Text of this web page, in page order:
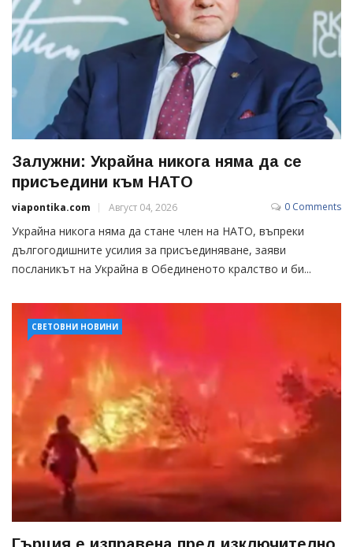
Залужни: Украйна никога няма да се
присъедини към НАТО
viapontika.com Август 04, 2026 0 Comments
Украйна никога няма да стане член на НАТО, въпреки
дългогодишните усилия за присъединяване, заяви
посланикът на Украйна в Обединеното кралство и би...
СВЕТОВНИ НОВИНИ